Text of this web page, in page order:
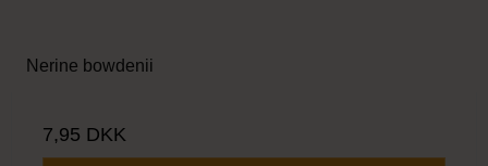
Nerine bowdenii
7,95 DKK